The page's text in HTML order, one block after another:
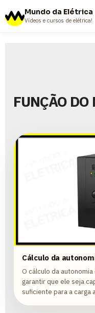
Mundo da Elétrica
Vídeos e cursos de elétrica!
FUNÇÃO
Cálculo da
O cálculo da
garantir que ele seja
suficiente para a carga